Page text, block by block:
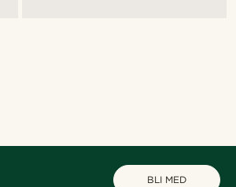
BLI MED